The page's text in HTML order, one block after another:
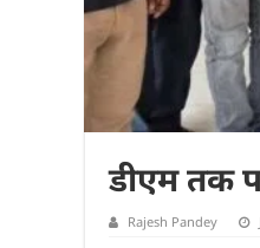
डीएम तक
Rajesh Pandey